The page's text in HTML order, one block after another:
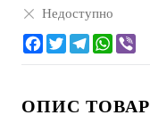
Недоступно
ОПИС